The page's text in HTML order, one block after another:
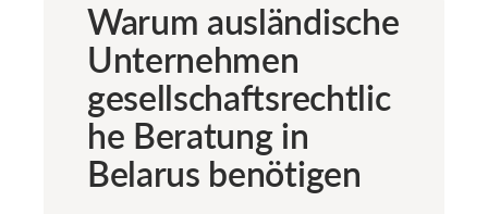
Warum ausländische
Unternehmen
gesellschaftsrechtlic
he Beratung in
Belarus benötigen